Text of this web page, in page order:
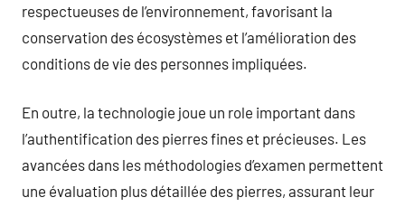
respectueuses de l’environnement, favorisant la
conservation des écosystèmes et l’amélioration des
conditions de vie des personnes impliquées.
En outre, la technologie joue un role important dans
l’authentification des pierres fines et précieuses. Les
avancées dans les méthodologies d’examen permettent
une évaluation plus détaillée des pierres, assurant leur